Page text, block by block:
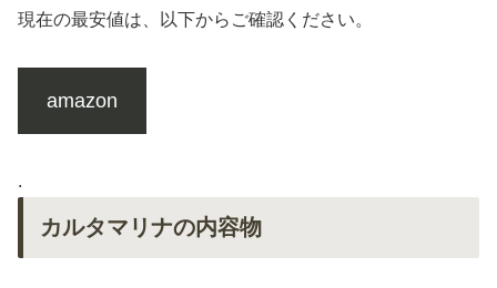
現在の最安値は、以下からご確認ください。
amazon
.
カルタマリナの内容物